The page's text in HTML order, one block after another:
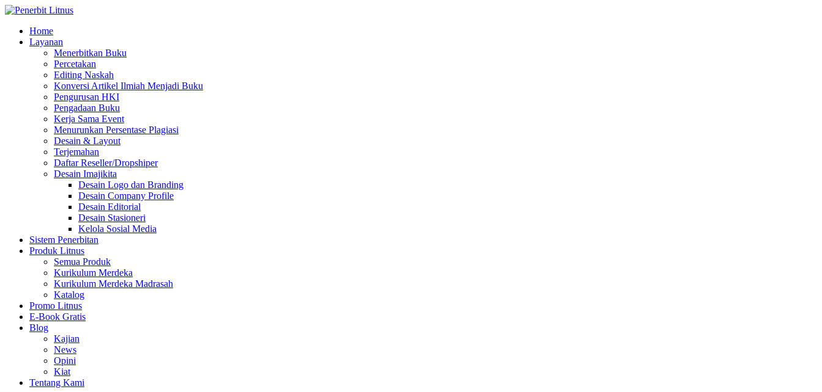
Home
Layanan
Menerbitkan Buku
Percetakan
Editing Naskah
Konversi Artikel Ilmiah Menjadi Buku
Pengurusan HKI
Pengadaan Buku
Kerja Sama Event
Menurunkan Persentase Plagiasi
Desain & Layout
Terjemahan
Daftar Reseller/Dropshiper
Desain Imajikita
Desain Logo dan Branding
Desain Company Profile
Desain Editorial
Desain Stasioneri
Kelola Sosial Media
Sistem Penerbitan
Produk Litnus
Semua Produk
Kurikulum Merdeka
Kurikulum Merdeka Madrasah
Katalog
Promo Litnus
E-Book Gratis
Blog
Kajian
News
Opini
Kiat
Tentang Kami